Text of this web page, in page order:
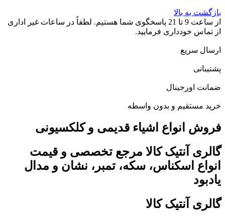
بازگشت به بالا
از ساعت 9 تا 21 پاسخگوی شما هستیم. لطفاً در ساعات غیر اداری
از تماس خودداری فرمایید.
ارسال سریع
پشتیبانی
ضمانت اورجینال
خرید مستقیم و بدون واسطه
فروش انواع اشیاء قدیمی و کلکسیونی
گالری آنتیک کالا مرجع تخصصی و قیمت
انواع اسکناس، سکه، تمبر، نشان و مدال
یادبود
گالری آنتیک کالا